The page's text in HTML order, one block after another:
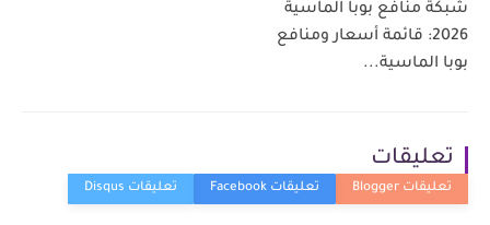
شبكة منافع بوبا الماسية
2026: قائمة أسعار ومنافع
بوبا الماسية...
تعليقات